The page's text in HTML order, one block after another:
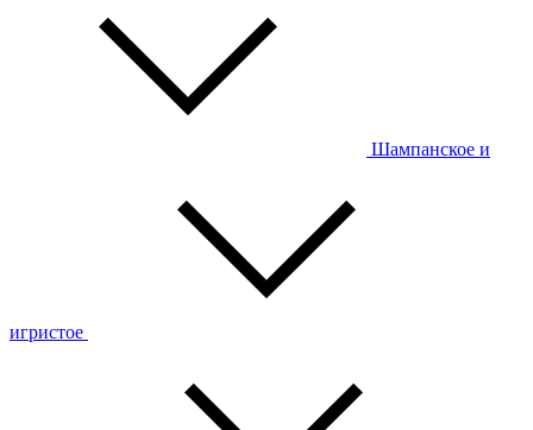
Шампанское и
игристое